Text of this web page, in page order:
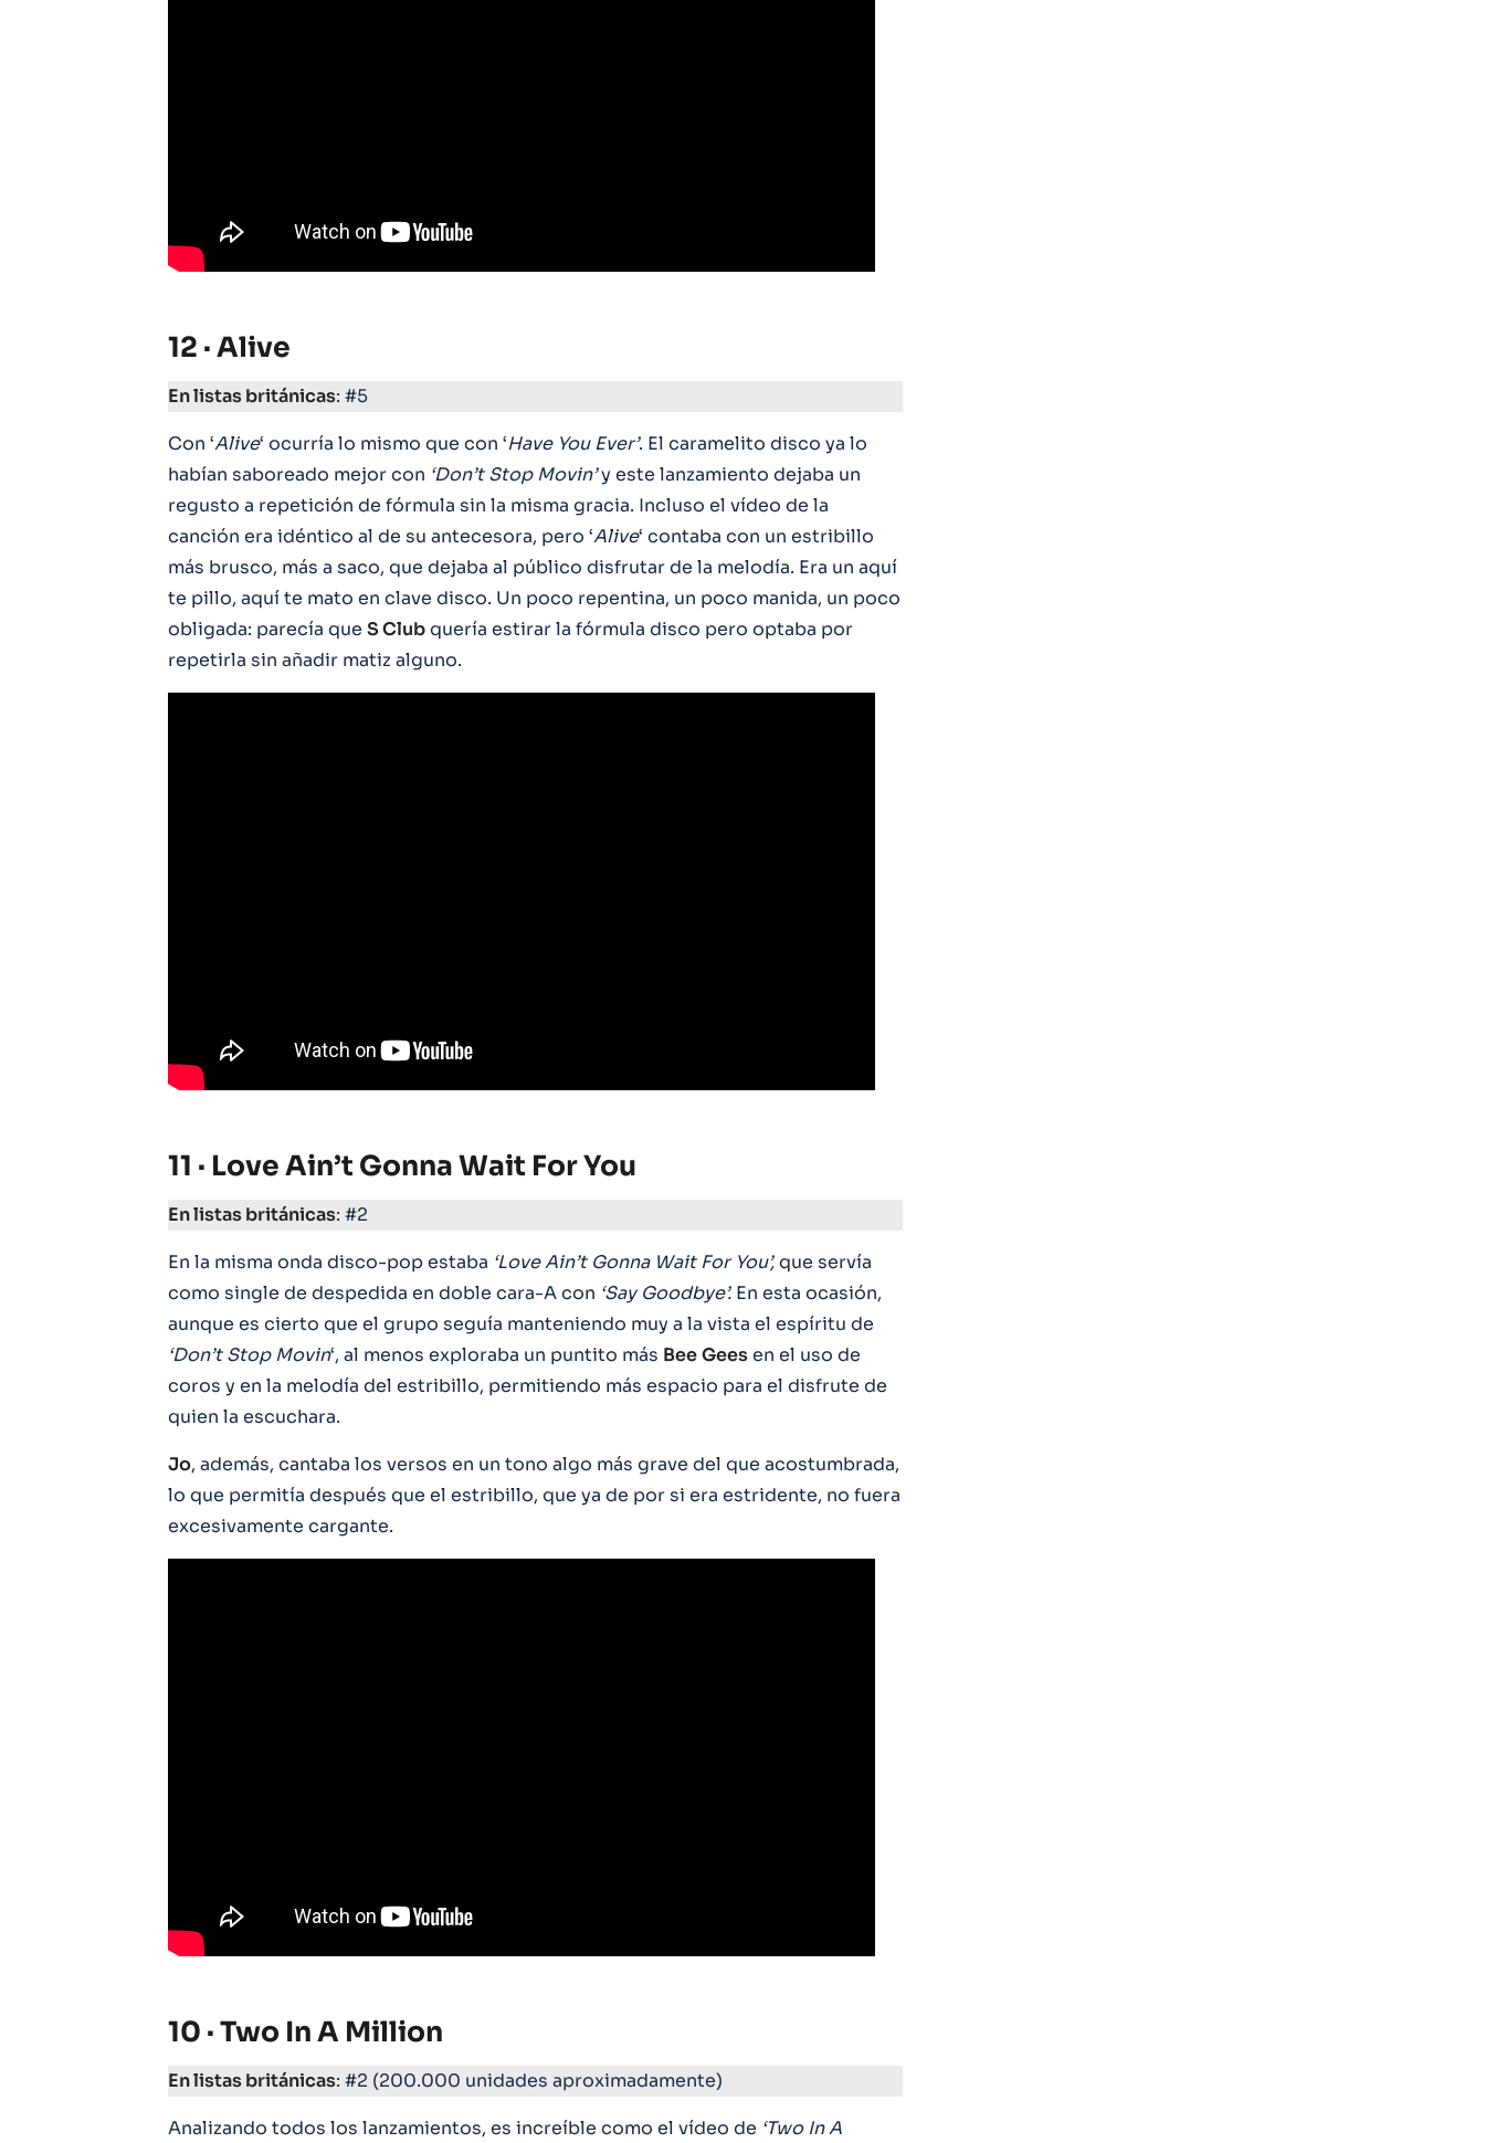
12 · Alive
En listas británicas: #5
Con ‘Alive‘ ocurría lo mismo que con ‘Have You Ever’. El caramelito disco ya lo
habían saboreado mejor con ‘Don’t Stop Movin’y este lanzamiento dejaba un
regusto a repetición de fórmula sin la misma gracia. Incluso el vídeo de la
canción era idéntico al de su antecesora, pero ‘Alive‘ contaba con un estribillo
más brusco, más a saco, que dejaba al público disfrutar de la melodía. Era un aquí
te pillo, aquí te mato en clave disco. Un poco repentina, un poco manida, un poco
obligada: parecía que S Clubquería estirar la fórmula disco pero optaba por
repetirla sin añadir matiz alguno.
11 · Love Ain’t Gonna Wait For You
En listas británicas: #2
En la misma onda disco-pop estaba ‘Love Ain’t Gonna Wait For You’,que servía
como single de despedida en doble cara-A con ‘Say Goodbye’. En esta ocasión,
aunque es cierto que el grupo seguía manteniendo muy a la vista el espíritu de
‘Don’t Stop Movin‘, al menos exploraba un puntito más BeeGeesen el uso de
coros y en la melodía del estribillo, permitiendo más espacio para el disfrute de
quien la escuchara.
Jo, además, cantaba los versos en un tono algo más grave del que acostumbrada,
lo que permitía después que el estribillo, que ya de por si era estridente, no fuera
excesivamente cargante.
10 · Two In A Million
En listas británicas: #2 (200.000 unidades aproximadamente)
Analizando todos los lanzamientos, es increíble como el vídeo de ‘Two In A